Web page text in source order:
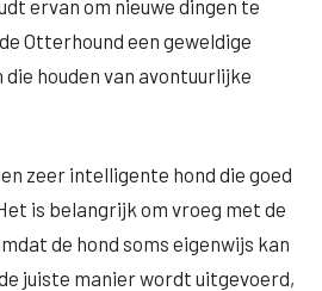
ervan om nieuwe dingen te
Otterhound een geweldige
houden van avontuurlijke
zeer intelligente hond die goed
is belangrijk om vroeg met de
de hond soms eigenwijs kan
juiste manier wordt uitgevoerd,